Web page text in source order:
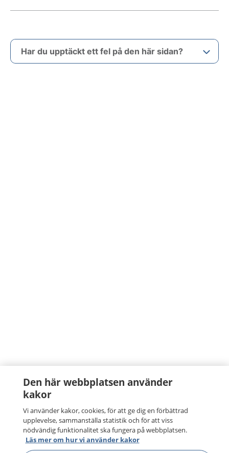
Har du upptäckt ett fel på den här sidan?
Den här webbplatsen använder
kakor
Vi använder kakor, cookies, för att ge dig en förbättrad
upplevelse, sammanställa statistik och för att viss
nödvändig funktionalitet ska fungera på webbplatsen.
Läs mer om hur vi använder kakor